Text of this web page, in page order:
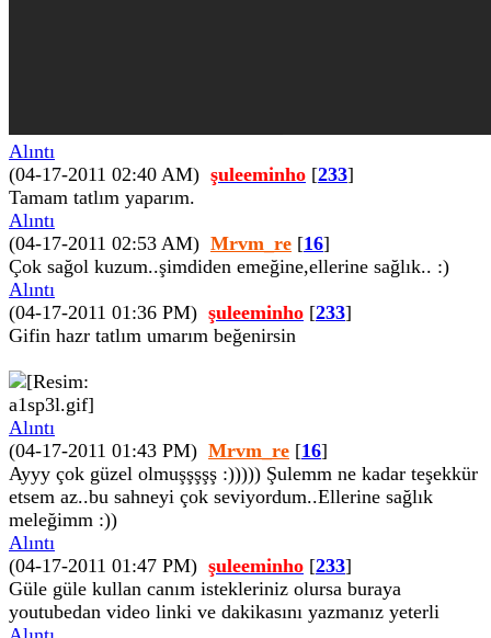
Alıntı
(04-17-2011 02:40 AM) şuleeminho [233]
Tamam tatlım yaparım.
Alıntı
(04-17-2011 02:53 AM) Mrvm_re [16]
Çok sağol kuzum..şimdiden emeğine,ellerine sağlık.. :)
Alıntı
(04-17-2011 01:36 PM) şuleeminho [233]
Gifin hazr tatlım umarım beğenirsin
Alıntı
(04-17-2011 01:43 PM) Mrvm_re [16]
Ayyy çok güzel olmuşşşşş :))))) Şulemm ne kadar teşekkür
etsem az..bu sahneyi çok seviyordum..Ellerine sağlık
meleğimm :))
Alıntı
(04-17-2011 01:47 PM) şuleeminho [233]
Güle güle kullan canım istekleriniz olursa buraya
youtubedan video linki ve dakikasını yazmanız yeterli